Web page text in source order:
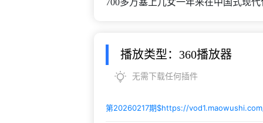
700多万塞上儿女一年来在中国式现
播放类型：360播放器
无需下载任何插件
第20260217期$https://